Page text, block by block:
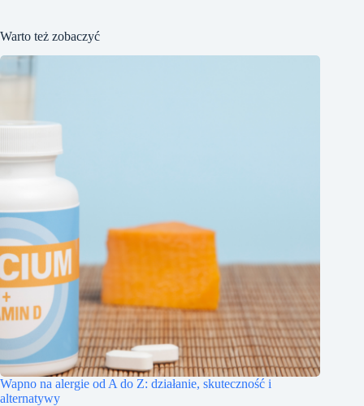
Warto też zobaczyć
Wapno na alergie od A do Z: działanie, skuteczność i
alternatywy